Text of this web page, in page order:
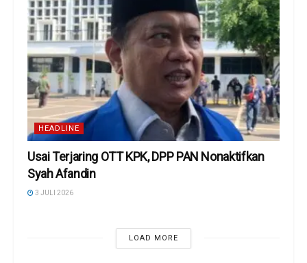
HEADLINE
Usai Terjaring OTT KPK, DPP PAN Nonaktifkan
Syah Afandin
3 JULI 2026
LOAD MORE